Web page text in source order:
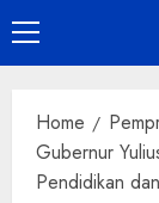
Primary
Menu
Home
Gubernur
Pendidikan